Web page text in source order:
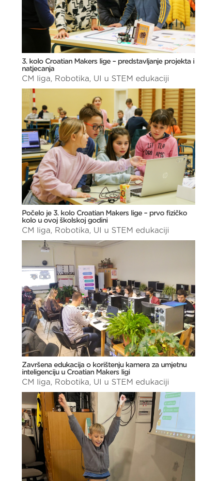
3. kolo Croatian Makers lige – predstavljanje projekta i
natjecanja
CM liga, Robotika, UI u STEM edukaciji
Počelo je 3. kolo Croatian Makers lige – prvo fizičko
kolo u ovoj školskoj godini
CM liga, Robotika, UI u STEM edukaciji
Završena edukacija o korištenju kamera za umjetnu
inteligenciju u Croatian Makers ligi
CM liga, Robotika, UI u STEM edukaciji